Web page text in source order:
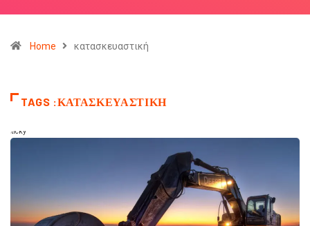
Home κατασκευαστική
TAGS :ΚΑΤΑΣΚΕΥΑΣΤΙΚΉ
Sticky